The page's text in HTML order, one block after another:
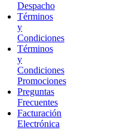
Despacho
Términos
y
Condiciones
Términos
y
Condiciones
Promociones
Preguntas
Frecuentes
Facturación
Electrónica